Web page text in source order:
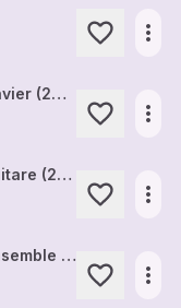
more_horiz
Petite suite. Für Flöte und Klavier (2009)
more_horiz
In absentia, pour violon et guitare (2015)
more_horiz
Horde, pour choeur mixte, ensemble instrumental et electronics (2011)
more_horiz